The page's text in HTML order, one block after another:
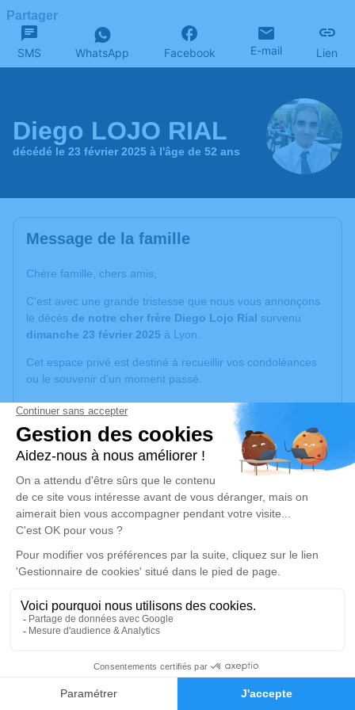
Faire-part Hommages
Partager
SMS WhatsApp Facebook E-mail Lien
Diego LOJO RIAL
décédé le 23 février 2025 à l'âge de 52 ans
Message de la famille
Chère famille, chers amis,
C'est avec une grande tristesse que nous vous annonçons
le décès de notre cher frère Diego Lojo Rial survenu
dimanche 23 février 2025 à Lyon.
Cet espace privé est destiné à recueillir vos condoléances
ou le souvenir d’un moment passé.
Robert et Carlos
Je rends hommage
Crémation
jeudi 06 mars 2025 à 11h30
Crématorium de Bron
Boulevard de l'Université
69500 Bron
Déroulé des obsèques
Repos en salon funéraire